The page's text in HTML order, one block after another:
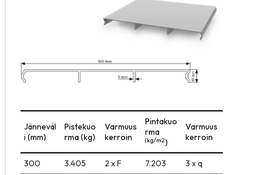
Jänneväl
i (mm)
Pistekuo
rma (kg)
Varmuus
kerroin
Pintakuo
rma
(kg/m2)
Varmuus
kerroin
300 3.405 2 x F 7.203
3 x q